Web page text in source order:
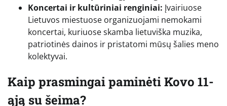
Koncertai ir kultūriniai renginiai: Įvairiuose
Lietuvos miestuose organizuojami nemokami
koncertai, kuriuose skamba lietuviška muzika,
patriotinės dainos ir pristatomi mūsų šalies meno
kolektyvai.
Kaip prasmingai paminėti Kovo 11-
ąją su šeima?